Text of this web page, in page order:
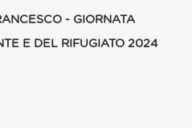
- GIORNATA
E DEL RIFUGIATO 2024